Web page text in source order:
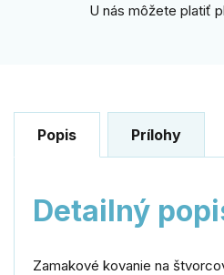
U nás môžete platiť
Popis Prílohy
Detailný
Zamakové kovanie na